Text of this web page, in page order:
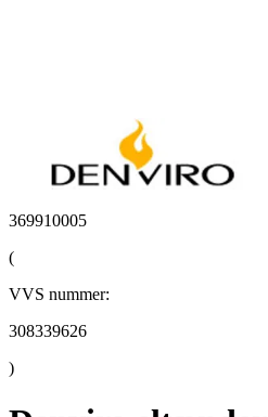
369910005
(
VVS nummer:
308339626
)